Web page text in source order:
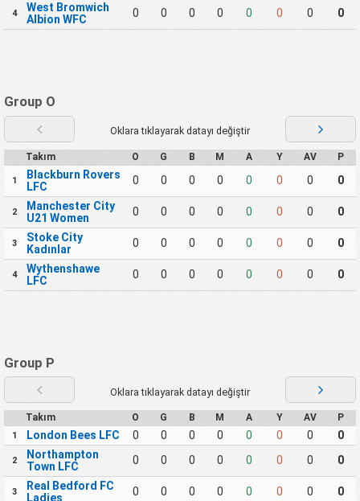
4
West Bromwich
Albion WFC
0 0 0 0 0 0 0 0
Group O
Oklara tıklayarak datayı değiştir
Takım O G B M A Y AV P
1
Blackburn Rovers
LFC
0 0 0 0 0 0 0 0
2
Manchester City
U21 Women
0 0 0 0 0 0 0 0
3
Stoke City
Kadınlar
0 0 0 0 0 0 0 0
4
Wythenshawe
LFC
0 0 0 0 0 0 0 0
Group P
Oklara tıklayarak datayı değiştir
Takım O G B M A Y AV P
1 London Bees LFC 0 0 0 0 0 0 0 0
2
Northampton
Town LFC
0 0 0 0 0 0 0 0
3
Real Bedford FC
Ladies
0 0 0 0 0 0 0 0